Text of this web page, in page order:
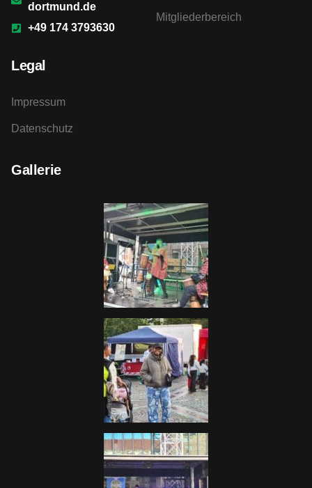
dortmund.de
+49 174 3793630
Mitgliederbereich
Legal
Impressum
Datenschutz
Gallerie